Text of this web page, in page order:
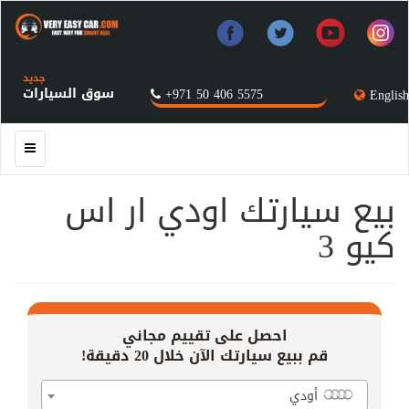
English
+971 50 406 5575 سوق السيارات
جديد
بيع سيارتك اودي ار اس
كيو 3
احصل على تقييم مجاني
قم ببيع سيارتك الآن خلال 20 دقيقة!
أودي